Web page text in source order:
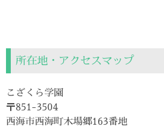
所在地・アクセスマップ
こざくら学園
〒851-3504
西海市西海町木場郷163番地